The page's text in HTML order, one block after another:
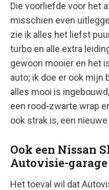
Die voorliefde voor het
misschien even
zie ik alles het liefst
turbo en alle extra
gewoon mooier en het
auto; ik doe er ook mijn
alles mooi is
een rood-zwarte wrap
ook strak is, een nieuwe
Ook een Nissan
Autovisie-garage
Het toeval wil dat